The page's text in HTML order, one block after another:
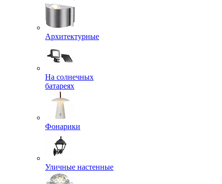
Архитектурные
На солнечных
батареях
Фонарики
Уличные настенные